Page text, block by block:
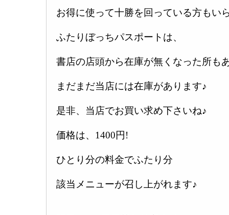
お得に使って十勝を回っている方もい
ふたりぼっちパスポートは、
書店の店頭から在庫が無くなった所も
まだまだ当店には在庫があります♪
是非、当店でお買い求め下さいね♪
価格は、1400円!
ひとり分の料金でふたり分
該当メニューが召し上がれます♪